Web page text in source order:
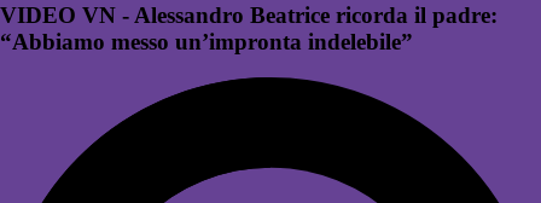
VIDEO VN - Alessandro Beatrice ricorda il padre:
“Abbiamo messo un’impronta indelebile”